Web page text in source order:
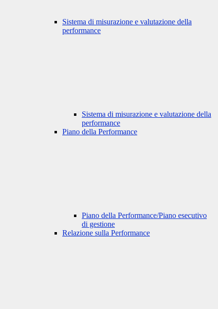
Sistema di misurazione e valutazione della
performance
Sistema di misurazione e valutazione della
performance
Piano della Performance
Piano della Performance/Piano esecutivo
di gestione
Relazione sulla Performance